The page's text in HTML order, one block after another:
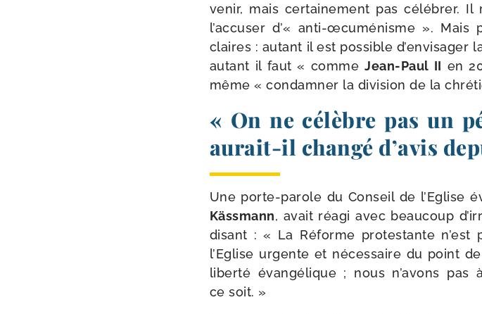
ve­nir, mais cer­tai­ne­ment pas célé­brer. Il
l’accuser d’« anti-​œcuménisme ».
claires : autant il est pos­sible d’envisager
autant il faut « commeJean-​Paul II en
même « condam­ner la divi­sion de la
« On ne célèbre pas un
aurait-​il changé d’avis
Une porte-​parole du Conseil de l’Eglise
Kässmann, avait réagi avec beau­coup
disant : « La Réforme pro­tes­tante
l’Eglise urgente et néces­saire du point
liber­té évan­gé­lique ; nous n’avons
ce soit. »